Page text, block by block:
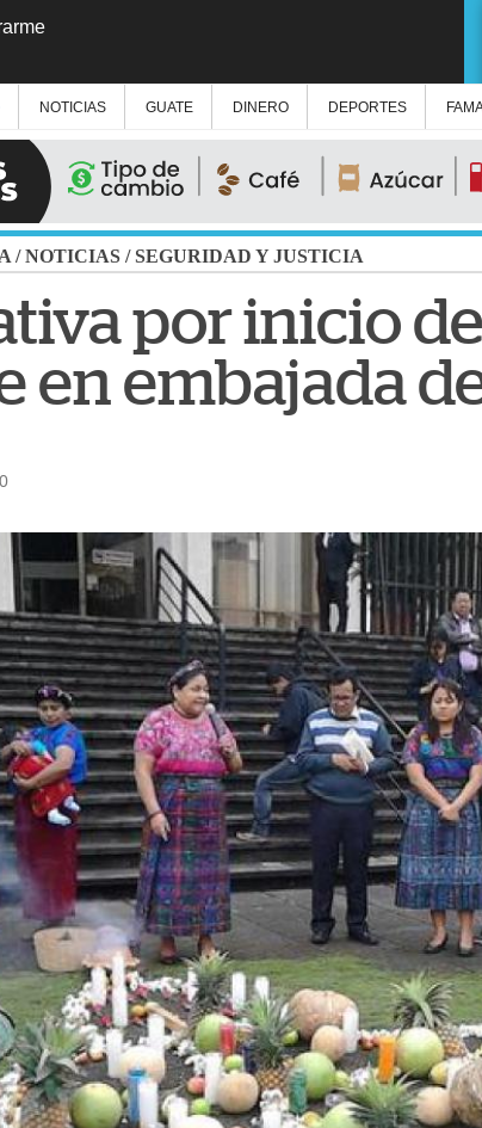
NOTICIAS GUATE DINERO DEPORTES
/NOTICIAS /SEGURIDAD Y JUSTICIA
por inicio
en embajada